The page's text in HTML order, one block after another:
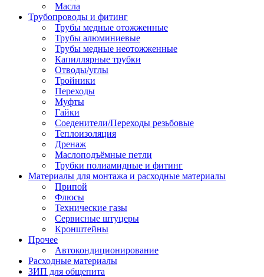
Масла
Трубопроводы и фитинг
Трубы медные отожженные
Трубы алюминиевые
Трубы медные неотожженные
Капиллярные трубки
Отводы/углы
Тройники
Переходы
Муфты
Гайки
Соеденители/Переходы резьбовые
Теплоизоляция
Дренаж
Маслоподъёмные петли
Трубки полиамидные и фитинг
Материалы для монтажа и расходные материалы
Припой
Флюсы
Технические газы
Сервисные штуцеры
Кронштейны
Прочее
Автокондиционирование
Расходные материалы
ЗИП для общепита